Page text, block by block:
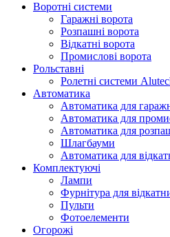
Воротні системи
Гаражні ворота
Розпашні ворота
Відкатні ворота
Промислові ворота
Рольставні
Ролетні системи
Автоматика
Автоматика для
Автоматика для
Автоматика для
Шлагбауми
Автоматика для
Комплектуючі
Лампи
Фурнітура для
Пульти
Фотоелементи
Огорожі